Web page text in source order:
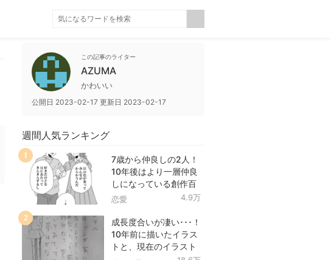
この記事のライター
AZUMA
かわいい
公開日 2023-02-17 更新日 2023-02-17
週間人気ランキング
7歳から仲良しの2人！
10年後はより一層仲良
しになっている創作百
合！
恋愛 4.9万
1
成長度合いが凄い･･･！
10年前に描いたイラス
トと、現在のイラスト
2